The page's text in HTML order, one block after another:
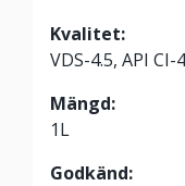
Kvalitet:
VDS-4.5, API CI-
Mängd:
1L
Godkänd: